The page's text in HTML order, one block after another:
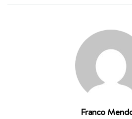
Franco